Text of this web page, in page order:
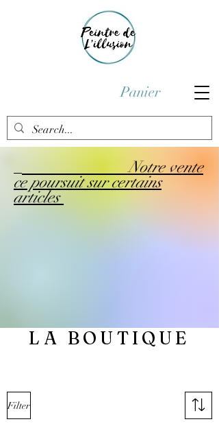
Panier
Notre vente
ce poursuit sur certains
articles
LA BOUTIQUE
Filter